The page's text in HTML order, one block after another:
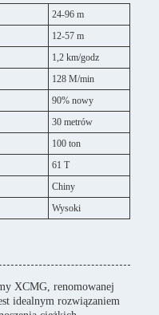
24-96 m
12-57 m
1,2 km/godz
128 M/min
90% nowy
30 metrów
100 ton
61 T
Chiny
Wysoki
XCMG, renomowanej
idealnym rozwiązaniem